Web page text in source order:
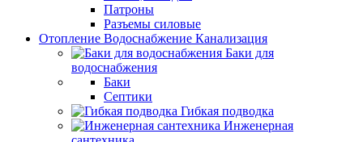
Патроны
Разъемы силовые
Отопление Водоснабжение Канализация
Баки для
водоснабжения
Баки
Септики
Гибкая подводка
Инженерная